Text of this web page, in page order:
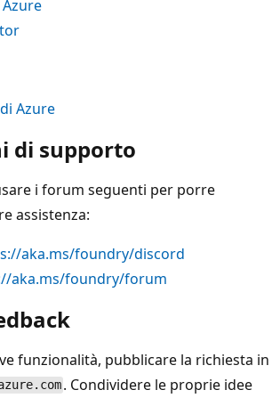
Azure
di supporto
i forum seguenti per porre
assistenza:
aka.ms/foundry/discord
aka.ms/foundry/forum
funzionalità, pubblicare la richiesta in
. Condividere le proprie idee